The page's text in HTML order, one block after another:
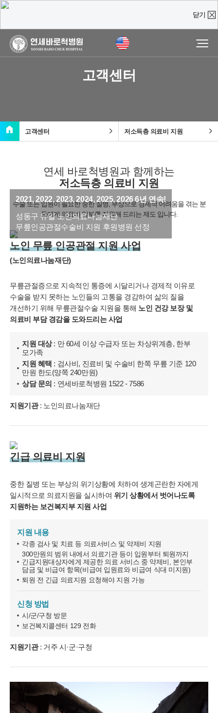
닫기
고객센터
home 고객센터 chevron_right 저소득층 의료비 지원 chevron_right
연세 바로척병원과 함께하는
저소득층 의료비 지원
수술 또는 입원이 필요한 중한 질병, 부상으로 경제적 어려움을 겪는 분
들에게 의료비 일부를 지원해 드리는 제도 입니다.
2021, 2022, 2023, 2024, 2025, 2026 6년 연속!
성동구 유일 노인의료나눔재단
무릎인공관절수술비 지원 후원병원 선정
노인 무릎 인공관절 지원 사업
(노인의료나눔재단)
무릎관절증으로 지속적인 통증에 시달리거나 경제적 이유로
수술을 받지 못하는 노인들의 고통을 경감하여 삶의 질을
개선하기 위해 무릎관절수술 지원을 통해 노인 건강 보장 및
의료비 부담 경감을 도와드리는 사업
지원 대상: 만 60세 이상 수급자 또는 차상위계층, 한부
모가족
지원 혜택 : 검사비, 진료비 및 수술비 한쪽 무릎 기준 120
만원 한도(양쪽 240만원)
상담 문의 : 연세바로척병원 1522 - 7586
지원기관: 노인의료나눔재단
긴급 의료비 지원
중한 질병 또는 부상의 위기상황에 처하여 생계곤란한 자에게
일시적으로 의료지원을 실시하여 위기 상황에서 벗어나도록
지원하는 보건복지부 지원 사업
지원 내용
각종 검사 및 치료 등 의료서비스 및 약제비 지원
300만원의 범위 내에서 의료기관 등이 입원부터 퇴원까지
긴급지원대상자에게 제공한 의료 서비스 중 약제비, 본인부
담금 및 비급여 항목(비급여 입원료와 비급여 식대 미지원)
퇴원 전 긴급 의료지원 요청해야 지원 가능
신청 방법
시/군/구청 방문
보건복지콜센터 129 전화
지원기관: 거주 시·군·구청
진료예약 및
실시간상담문의
질문을 남겨주시면,
개인정보활용동의
연세바로척병원에서는 고객의 개인정보를 매우 소중하게 생각하며
정보주체의 권익을 보호하기 위하여 적법하고 적정하게 취급할 것입
니다. 전기통신기본법, 전기통신사업법, 개인정보 보호법 및 동법 시
행령 등 관련 법이 정하는 대로 준수하고 있습니다. 연세바로척병원
은 제공하신 개인정보가 어떠한 용도와 방식으로 이용되고 있으며
■ 수집하는 개인정보 항목
1. 연세바로척병원은 회원가입, 원활한 고객상담, 각종 서비스의 제
[회원가입 시 수집항목]
- 수집항목: 이름, 아이디, 비밀번호, 연락처, 이메일, 나이, 성별, 연
드결제 승인정보
- 14세미만 개인회원: 법정 대리인 정보(주민등록번호 또는 아이핀
번호, 휴대전화 정보)